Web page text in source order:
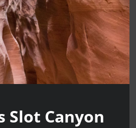
Slot Canyon